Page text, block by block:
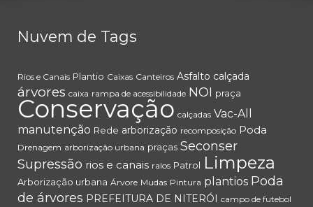
Nuvem de Tags
Rios e Canais Plantio Caixas Canteiros Asfalto calçada
árvores caixa rampa de acessibilidade NOI praça
Conservação calçadas Vac-All
manutenção Rede arborização recomposição Poda
Drenagem arborização urbana praças Seconser
Supressão rios e canais ralos Patrol Limpeza
Arborização urbana Árvore Mudas Pintura plantios Poda
de árvores PREFEITURA DE NITERÓI
campo de futebol